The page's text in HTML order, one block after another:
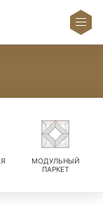
МОДУЛЬНЫЙ
ПАРКЕТ